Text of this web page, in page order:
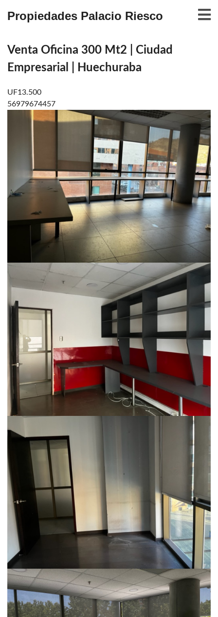
Propiedades Palacio Riesco
Venta Oficina 300 Mt2 | Ciudad
Empresarial | Huechuraba
UF13.500
56979674457